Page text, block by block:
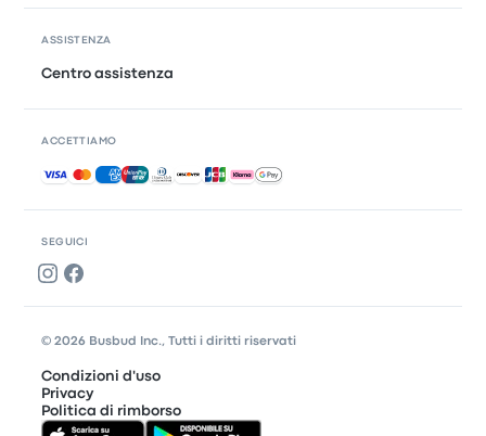
SEGUICI
ASSISTENZA
Centro assistenza
ACCETTIAMO
Pagamenti accettati
© 2026 Busbud Inc., Tutti i diritti riservati
Condizioni d'uso
Privacy
Politica di rimborso